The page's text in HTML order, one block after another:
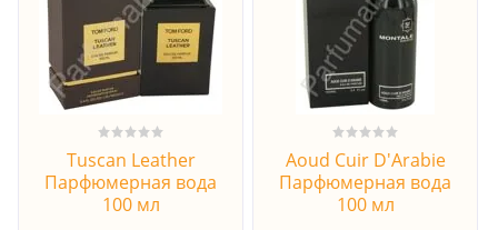
Tuscan Leather
Парфюмерная вода
100 мл
Aoud Cuir D'Arabie
Парфюмерная вода
100 мл